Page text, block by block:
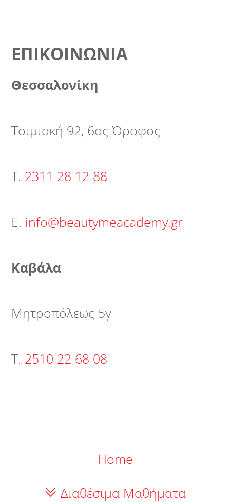
ΕΠΙΚΟΙΝΩΝΊΑ
Θεσσαλονίκη
Τσιμισκή 92, 6ος Όροφος
Τ. 2311 28 12 88
Ε. info@beautymeacademy.gr
Καβάλα
Μητροπόλεως 5γ
Τ. 2510 22 68 08
Home
Διαθέσιμα Μαθήματα